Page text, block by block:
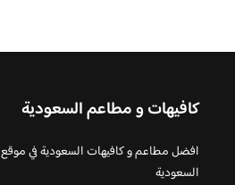
كافيهات و مطاعم السعودية
افضل مطاعم و كافيهات السعودية في
السعودية